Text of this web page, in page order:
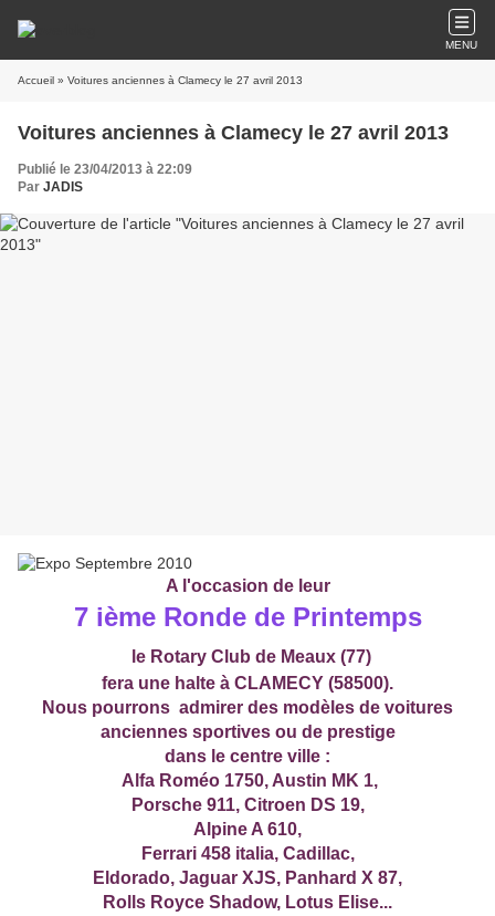
MENU
Accueil » Voitures anciennes à Clamecy le 27 avril 2013
Voitures anciennes à Clamecy le 27 avril 2013
Publié le 23/04/2013 à 22:09
Par JADIS
A l'occasion de leur
7 ième Ronde de Printemps
le Rotary Club de Meaux (77)
fera une halte à CLAMECY (58500).
Nous pourrons admirer des modèles de voitures
anciennes sportives ou de prestige
dans le centre ville :
Alfa Roméo 1750, Austin MK 1,
Porsche 911, Citroen DS 19,
Alpine A 610,
Ferrari 458 italia, Cadillac,
Eldorado, Jaguar XJS, Panhard X 87,
Rolls Royce Shadow, Lotus Elise...